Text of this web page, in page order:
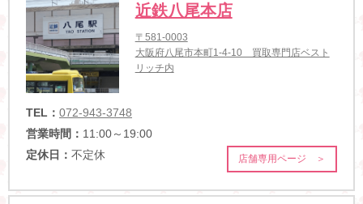
近鉄八尾本店
〒581-0003
大阪府八尾市本町1-4-10 買取専門店ベスト
リッチ内
TEL： 072-943-3748
営業時間： 11:00～19:00
定休日： 不定休 店舗専用ページ ＞